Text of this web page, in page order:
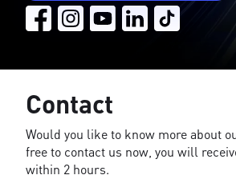
Contact
Would you like to know more about
free to contact us now, you will
within 2 hours.